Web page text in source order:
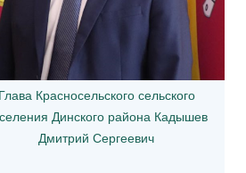
Глава Красносельского сельского
Динского района Кадышев
Дмитрий Сергеевич